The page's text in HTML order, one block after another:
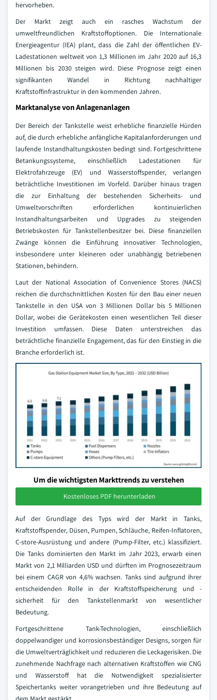
hervorheben.
Der Markt zeigt auch ein rasches Wachstum der
umweltfreundlichen Kraftstoffoptionen. Die Internationale
Energieagentur (IEA) plant, dass die Zahl der öffentlichen EV-
Ladestationen weltweit von 1,3 Millionen im Jahr 2020 auf 16,3
Millionen bis 2030 steigen wird. Diese Prognose zeigt einen
signifikanten Wandel in Richtung nachhaltiger
Kraftstoffinfrastruktur in den kommenden Jahren.
Marktanalyse von Anlagenanlagen
Der Bereich der Tankstelle weist erhebliche finanzielle Hürden
auf, die durch erhebliche anfängliche Kapitalanforderungen und
laufende Instandhaltungskosten bedingt sind. Fortgeschrittene
Betankungssysteme, einschließlich Ladestationen für
Elektrofahrzeuge (EV) und Wasserstoffspender, verlangen
beträchtliche Investitionen im Vorfeld. Darüber hinaus tragen
die zur Einhaltung der bestehenden Sicherheits- und
Umweltvorschriften erforderlichen kontinuierlichen
Instandhaltungsarbeiten und Upgrades zu steigenden
Betriebskosten für Tankstellenbesitzer bei. Diese finanziellen
Zwänge können die Einführung innovativer Technologien,
insbesondere unter kleineren oder unabhängig betriebenen
Stationen, behindern.
Laut der National Association of Convenience Stores (NACS)
reichen die durchschnittlichen Kosten für den Bau einer neuen
Tankstelle in den USA von 3 Millionen Dollar bis 5 Millionen
Dollar, wobei die Gerätekosten einen wesentlichen Teil dieser
Investition umfassen. Diese Daten unterstreichen das
beträchtliche finanzielle Engagement, das für den Einstieg in die
Branche erforderlich ist.
Um die wichtigsten Markttrends zu verstehen
Kostenloses PDF herunterladen
Auf der Grundlage des Typs wird der Markt in Tanks,
Kraftstoffspender, Düsen, Pumpen, Schläuche, Reifen-Inflatoren,
C-store-Ausrüstung und andere (Pump-Filter, etc.) klassifiziert.
Die Tanks dominierten den Markt im Jahr 2023, erwarb einen
Markt von 2,1 Milliarden USD und dürften im Prognosezeitraum
bei einem CAGR von 4,6% wachsen. Tanks sind aufgrund ihrer
entscheidenden Rolle in der Kraftstoffspeicherung und -
sicherheit für den Tankstellenmarkt von wesentlicher
Bedeutung.
Fortgeschrittene Tank-Technologien, einschließlich
doppelwandiger und korrosionsbeständiger Designs, sorgen für
die Umweltverträglichkeit und reduzieren die Leckagerisiken. Die
zunehmende Nachfrage nach alternativen Kraftstoffen wie CNG
und Wasserstoff hat die Notwendigkeit spezialisierter
Speichertanks weiter vorangetrieben und ihre Bedeutung auf